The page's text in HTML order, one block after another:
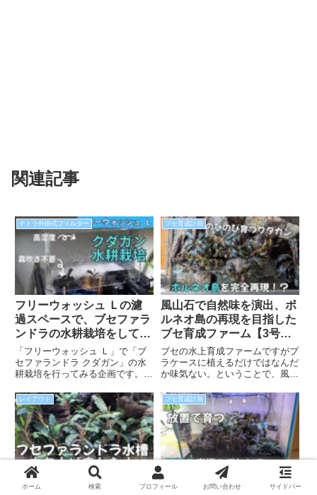
関連記事
テトラ外掛式フィルター
フリーウォッシュ Ｌの濾
過スペースで、ブセファラ
ンドラの水耕栽培をしてみ
る
「フリーウォッシュ Ｌ」で「ブ
セファランドラ クダガン」の水
耕栽培を行ってみる企画です。高
とは可能なのか？霧吹きを頻繁に
行う必要はないのか？といった問
題を解決するブセの育成環境を作
ってみました。少数のブセを管理
する場合は有効な方法だと思いま
す。
ブセ育成計画
風山石で自然味を演出、ボ
ルネオ島の再現を目指した
ブセ育成ファーム【3号
機】
ブセの水上育成ファームですがプ
ラケースに植えるだけではなんだ
か味気ない。ということで、風山
べることで野生で見られるような
ブセの群生感を演出してみまし
た。雨降るブセファームとの相性
も良く、見た目もおしゃれなブセ
ファームになりました。
レイアウト
育成した大量のブセで、レ
ブセ育成計画
観葉植物として楽しむブセ
ホーム 検索 プロフィール お問い合わせ サイドバー